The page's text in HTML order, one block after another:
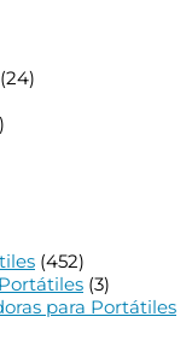
(24)
(452)
(3)
para Portátiles